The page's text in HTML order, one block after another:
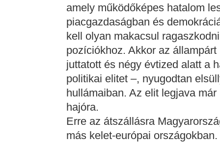
amely működőképes hatalom
piacgazdaságban és
kell olyan makacsul
pozíciókhoz. Akkor az
juttatott és négy évtized alatt a
politikai elitet –, nyugodtan
hullámaiban. Az elit legjava
hajóra.
Erre az átszállásra
más kelet-európai